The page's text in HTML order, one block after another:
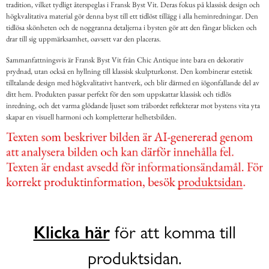
tradition, vilket tydligt återspeglas i Fransk Byst Vit. Deras fokus på klassisk design och
högkvalitativa material gör denna byst till ett tidlöst tillägg i alla heminredningar. Den
tidlösa skönheten och de noggranna detaljerna i bysten gör att den fångar blicken och
drar till sig uppmärksamhet, oavsett var den placeras.
Sammanfattningsvis är Fransk Byst Vit från Chic Antique inte bara en dekorativ
prydnad, utan också en hyllning till klassisk skulpturkonst. Den kombinerar estetisk
tilltalande design med högkvalitativt hantverk, och blir därmed en iögonfallande del av
ditt hem. Produkten passar perfekt för den som uppskattar klassisk och tidlös
inredning, och det varma glödande ljuset som träbordet reflekterar mot bystens vita yta
skapar en visuell harmoni och kompletterar helhetsbilden.
Klicka härför att komma till
produktsidan.